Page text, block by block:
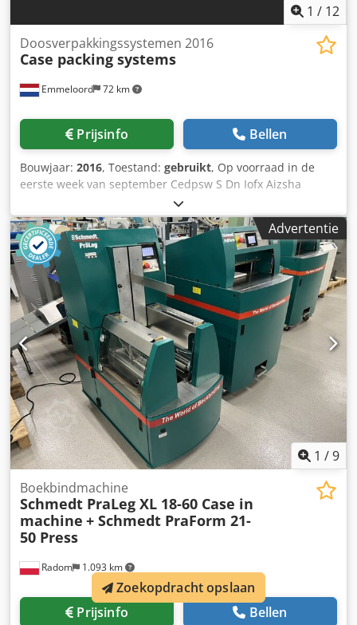
1 / 12
Emmeloord 72 km
Doosverpakkingssystemen 2016
Case packing systems
Prijsinfo Bellen
Bouwjaar: 2016, Toestand: gebruikt, Op voorraad in de
eerste week van september Cedpsw S Dn Iofx Aizsha
Advertentie
1 /9
Radom 1.093 km
Boekbindmachine
Schmedt PraLeg XL 18-60 Case in
machine + Schmedt PraForm 21-
50 Press
Prijsinfo Bellen
Zoekopdracht opslaan